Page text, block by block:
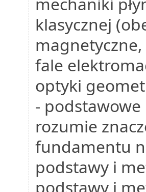
klasycznej
magnetyczne,
fale
optyki
-
rozumie
fundamentu
podstawy i
podstawy i